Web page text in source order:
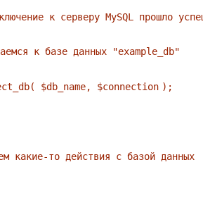
к серверу MySQL прошло
к базе данных "example_db"
$db_name, $connection );
какие-то действия с базой данных